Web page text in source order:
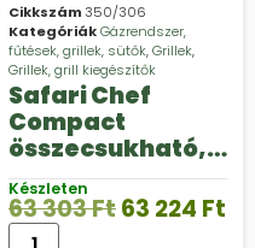
Cikkszám 350/306
KategóriákGázrendszer,
fűtések, grillek, sütők,Grillek,
Grillek, grill kiegészítők
Safari Chef
Compact
összecsukható,
kerek gázgrill
Készleten
63 303Ft63 224 Ft